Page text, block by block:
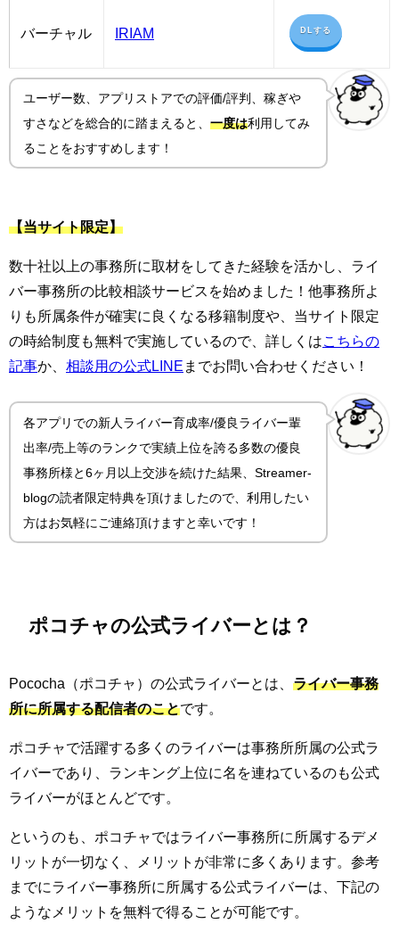
バーチャル IRIAM DLする
ユーザー数、アプリストアでの評価/評判、稼ぎや
すさ などを総合的に踏まえると、一度は利用してみ
ることをおすすめします！
【当サイト限定】
数十社以上の事務所に取材をしてきた経験を活かし、ライ
バー事務所の比較相談サービスを始めました！他事務所よ
りも所属条件が確実に良くなる移籍制度や、当サイト限定
の時給制度も無料で実施しているので、詳しくはこちらの
記事か、 相談用の公式LINE までお問い合わせください！
各アプリでの新人ライバー育成率/優良ライバー輩
出率/売上等のランクで実績上位を誇る多数の優良
事務所様と6ヶ月以上交渉を続けた結果、Streamer-
blogの読者限定特典を頂けましたので、利用したい
方はお気軽にご連絡頂けますと幸いです！
ポコチャの公式ライバーとは？
Pococha（ポコチャ）の公式ライバーとは、 ライバー事務
所に所属する配信者のことです。
ポコチャで活躍する多くのライバーは事務所所属の公式ラ
イバーであり、ランキング上位に名を連ねているのも公式
ライバーがほとんどです。
というのも、ポコチャではライバー事務所に所属するデメ
リットが一切なく、メリットが非常に多くあります。参考
までにライバー事務所に所属する公式ライバーは、下記の
ようなメリットを無料で得ることが可能です。